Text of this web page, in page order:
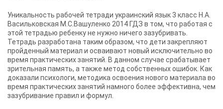
Уникальность рабочей тетради украинский язык 3 класс Н.А.
Васильковская М.С.Вашуленко 2014 ГДЗ в том, что работая с
этой тетрадью ребенку не нужно ничего зазубривать.
Тетрадь разработана таким образом, что дети закрепляют
пройденный материал и осваивают новый исключительно во
время практических занятий. В данном случае срабатывает
зрительная память, а также метод собственных ошибок. Как
доказали психологи, методика освоения нового материала во
время практических занятий намного более эффективна, чем
зазубривание правил и формул.